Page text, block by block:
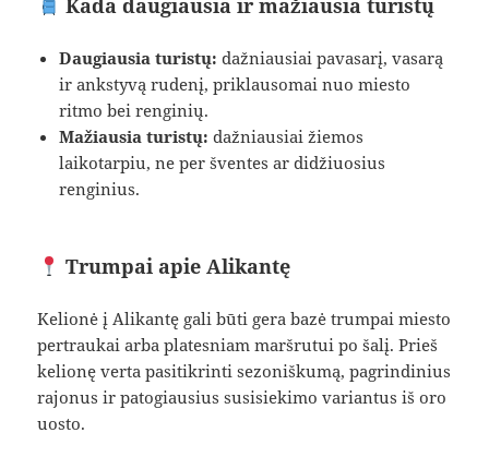
Kada daugiausia ir mažiausia turistų
Daugiausia turistų: dažniausiai pavasarį, vasarą
ir ankstyvą rudenį, priklausomai nuo miesto
ritmo bei renginių.
Mažiausia turistų: dažniausiai žiemos
laikotarpiu, ne per šventes ar didžiuosius
renginius.
Trumpai apie Alikantę
Kelionė į Alikantę gali būti gera bazė trumpai miesto
pertraukai arba platesniam maršrutui po šalį. Prieš
kelionę verta pasitikrinti sezoniškumą, pagrindinius
rajonus ir patogiausius susisiekimo variantus iš oro
uosto.